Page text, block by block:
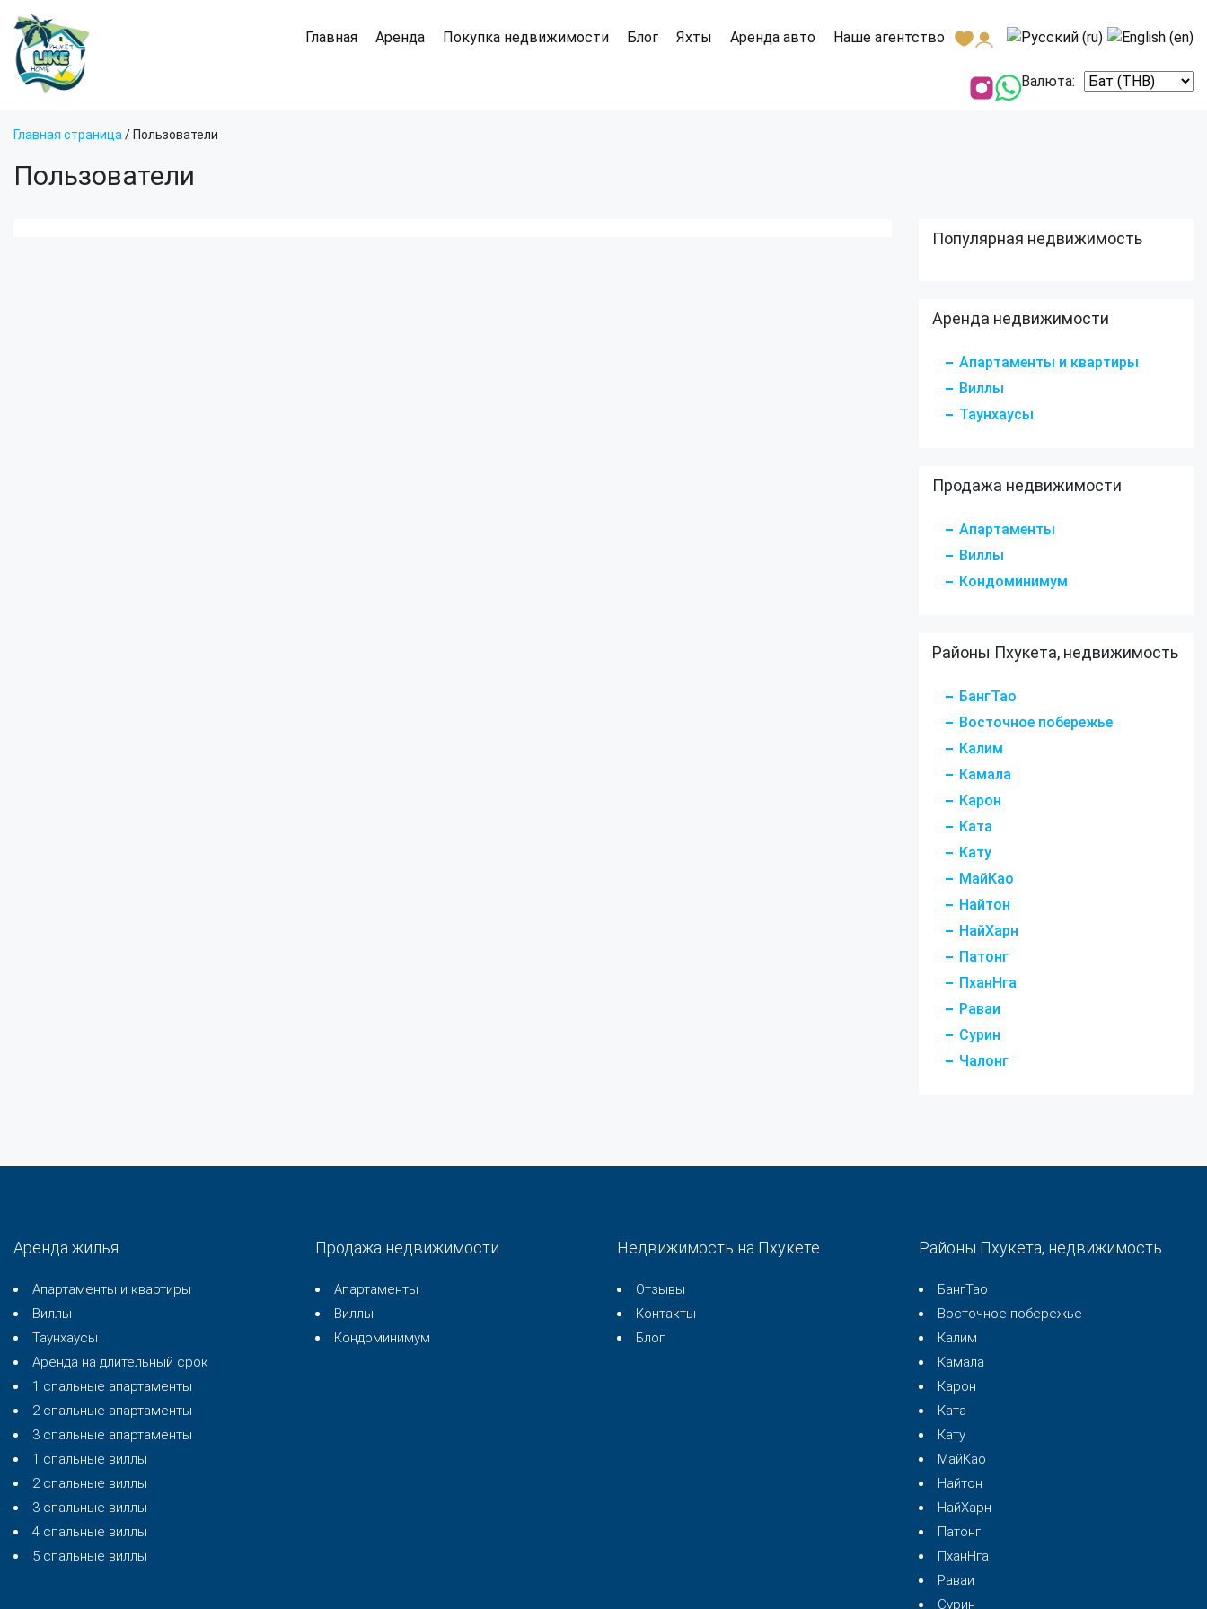
Главная Аренда Покупка недвижимости Блог Яхты Аренда авто Наше агентство
Валюта:
Главная страница / Пользователи
Пользователи
Популярная недвижимость
Аренда недвижимости
Апартаменты и квартиры
Виллы
Таунхаусы
Продажа недвижимости
Апартаменты
Виллы
Кондоминимум
Районы Пхукета, недвижимость
БангТао
Восточное побережье
Калим
Камала
Карон
Ката
Кату
МайКао
Найтон
НайХарн
Патонг
ПханНга
Раваи
Сурин
Чалонг
Аренда жилья
Апартаменты и квартиры
Виллы
Таунхаусы
Аренда на длительный срок
1 спальные апартаменты
2 спальные апартаменты
3 спальные апартаменты
1 спальные виллы
2 спальные виллы
3 спальные виллы
4 спальные виллы
5 спальные виллы
Продажа недвижимости
Апартаменты
Виллы
Кондоминимум
Недвижимость на Пхукете
Отзывы
Контакты
Блог
Районы Пхукета, недвижимость
БангТао
Восточное побережье
Калим
Камала
Карон
Ката
Кату
МайКао
Найтон
НайХарн
Патонг
ПханНга
Раваи
Сурин